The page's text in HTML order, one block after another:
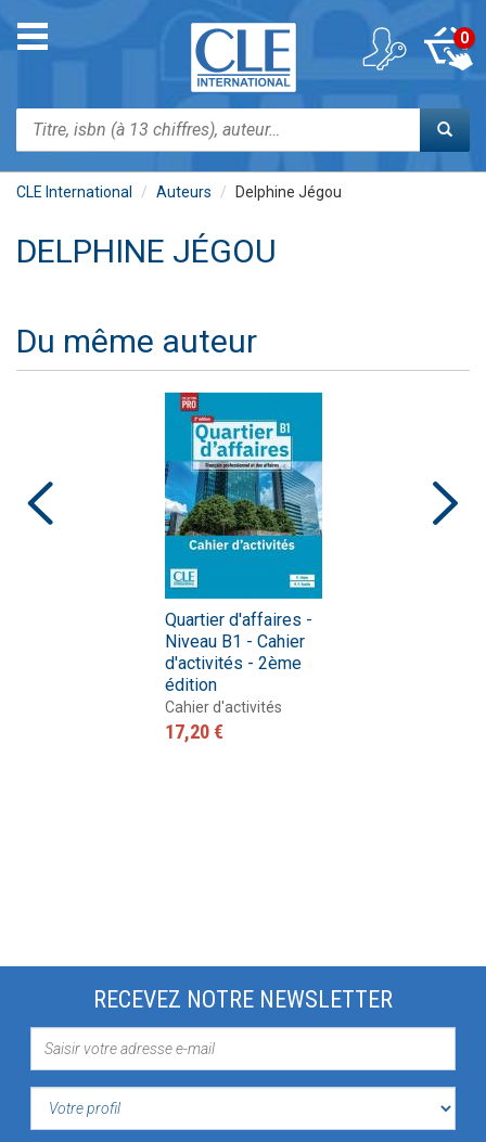
contenu
Toggle
navigation
Rechercher
0
CLE International Auteurs Delphine Jégou
DELPHINE JÉGOU
Du même auteur
Quartier d'affaires -
Niveau B1 - Cahier
d'activités - 2ème
édition
Cahier d'activités
17,20 €
RECEVEZ NOTRE NEWSLETTER